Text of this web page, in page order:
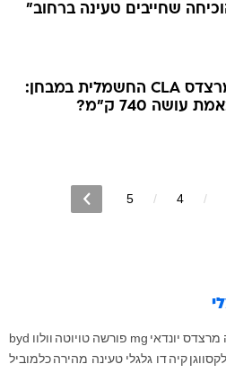
שחייבים טעינה ברחוב"
מרצדס CLA החשמלית במבחן:
עושה 740 ק"מ?
4
5
מרצדס יונדאי mg פורשה טויוטה וולוו byd
קיה דו גלגלי טעינה מהירהכלמוביל